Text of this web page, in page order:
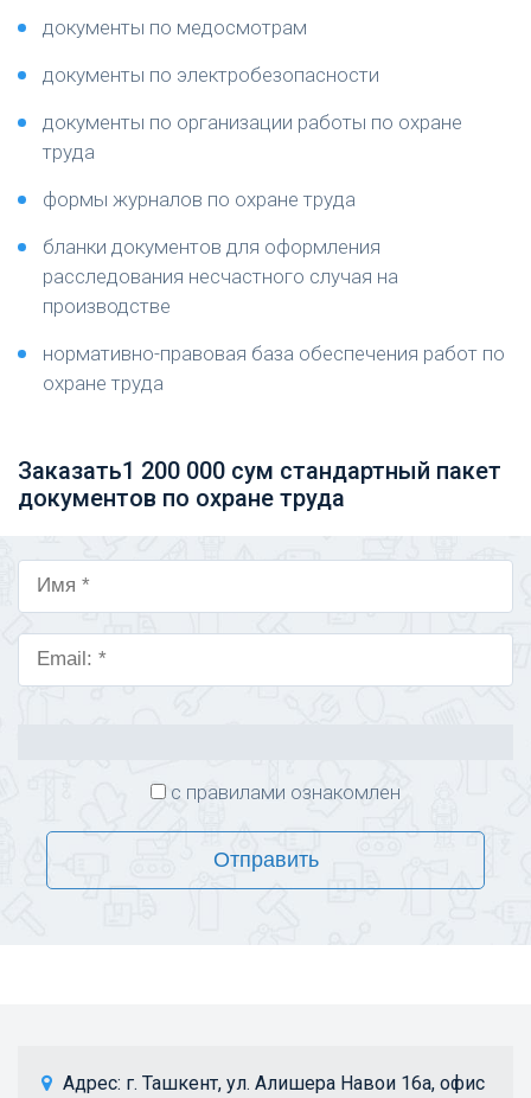
документы по медосмотрам
документы по электробезопасности
документы по организации работы по охране
труда
формы журналов по охране труда
бланки документов для оформления
расследования несчастного случая на
производстве
нормативно-правовая база обеспечения работ по
охране труда
Заказать1 200 000 сум стандартный пакет
документов по охране труда
с правилами ознакомлен
Отправить
Адрес: г. Ташкент, ул. Алишера Навои 16а, офис